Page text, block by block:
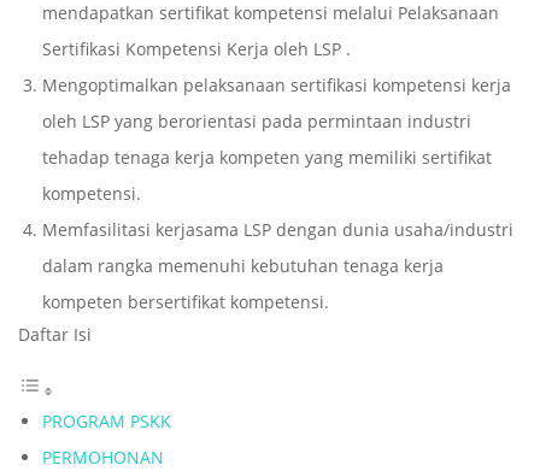
mendapatkan sertifikat kompetensi melalui Pelaksanaan
Sertifikasi Kompetensi Kerja oleh LSP .
Mengoptimalkan pelaksanaan sertifikasi kompetensi kerja
oleh LSP yang berorientasi pada permintaan industri
tehadap tenaga kerja kompeten yang memiliki sertifikat
kompetensi.
Memfasilitasi kerjasama LSP dengan dunia usaha/industri
dalam rangka memenuhi kebutuhan tenaga kerja
kompeten bersertifikat kompetensi.
Daftar Isi
PROGRAM PSKK
PERMOHONAN